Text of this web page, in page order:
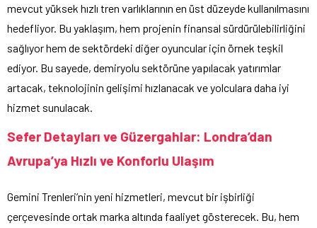
mevcut yüksek hızlı tren varlıklarının en üst düzeyde kullanılmasını
hedefliyor. Bu yaklaşım, hem projenin finansal sürdürülebilirliğini
sağlıyor hem de sektördeki diğer oyuncular için örnek teşkil
ediyor. Bu sayede, demiryolu sektörüne yapılacak yatırımlar
artacak, teknolojinin gelişimi hızlanacak ve yolculara daha iyi
hizmet sunulacak.
Sefer Detayları ve Güzergahlar: Londra’dan
Avrupa’ya Hızlı ve Konforlu Ulaşım
Gemini Trenleri’nin yeni hizmetleri, mevcut bir işbirliği
çerçevesinde ortak marka altında faaliyet gösterecek. Bu, hem